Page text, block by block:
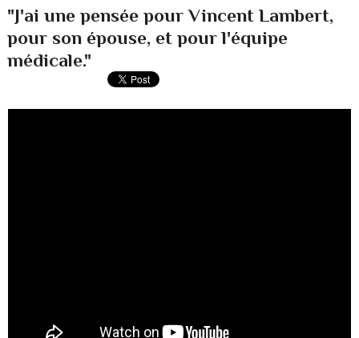
"J'ai une pensée pour Vincent Lambert,
pour son épouse, et pour l'équipe
médicale."